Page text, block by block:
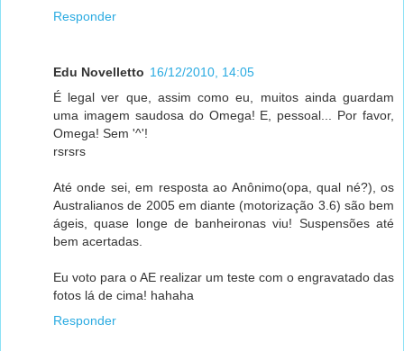
Responder
Edu Novelletto 16/12/2010, 14:05
É legal ver que, assim como eu, muitos ainda guardam
uma imagem saudosa do Omega! E, pessoal... Por favor,
Omega! Sem '^'!
rsrsrs
Até onde sei, em resposta ao Anônimo(opa, qual né?), os
Australianos de 2005 em diante (motorização 3.6) são bem
ágeis, quase longe de banheironas viu! Suspensões até
bem acertadas.
Eu voto para o AE realizar um teste com o engravatado das
fotos lá de cima! hahaha
Responder